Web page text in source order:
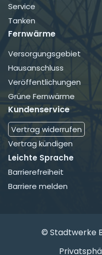
Service
Tanken
Fernwärme
Navigation
überspringen
Versorgungsgebiet
Hausanschluss
Veröffentlichungen
Grüne Fernwärme
Kundenservice
Navigation
überspringen
Vertrag widerrufen
Vertrag kündigen
Leichte Sprache
Barrierefreiheit
Barriere melden
© Stadtwerke